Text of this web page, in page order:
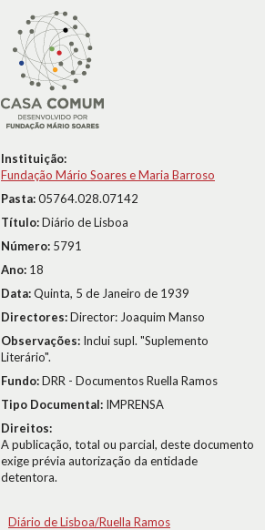
Instituição:
Fundação Mário Soares e Maria Barroso
Pasta:05764.028.07142
Título:Diário de Lisboa
Número: 5791
Ano: 18
Data:Quinta, 5 de Janeiro de 1939
Directores:Director: Joaquim Manso
Observações: Inclui supl. "Suplemento
Literário".
Fundo:DRR - Documentos Ruella Ramos
Tipo Documental: IMPRENSA
Direitos:
A publicação, total ou parcial, deste documento
exige prévia autorização da entidade
detentora.
Diário de Lisboa/Ruella Ramos